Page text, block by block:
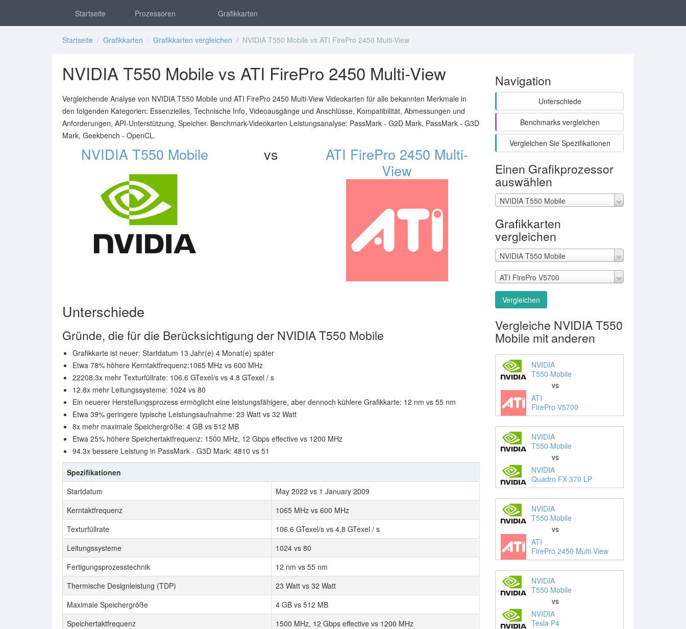
Startseite Prozessoren Grafikkarten
Startseite / Grafikkarten / Grafikkarten vergleichen / NVIDIA T550 Mobile vs ATI FirePro 2450 Multi-View
NVIDIA T550 Mobile vs ATI FirePro 2450 Multi-View
Vergleichende Analyse von NVIDIA T550 Mobile und ATI FirePro 2450 Multi-View Videokarten für alle bekannten Merkmale in
den folgenden Kategorien: Essenzielles, Technische Info, Videoausgänge und Anschlüsse, Kompatibilität, Abmessungen und
Anforderungen, API-Unterstützung, Speicher. Benchmark-Videokarten Leistungsanalyse: PassMark - G2D Mark, PassMark - G3D
Mark, Geekbench - OpenCL.
NVIDIA T550 Mobile vs
ATI FirePro 2450 Multi-
View
Unterschiede
Gründe, die für die Berücksichtigung der NVIDIA T550 Mobile
Grafikkarte ist neuer: Startdatum 13 Jahr(e) 4 Monat(e) später
Etwa 78% höhere Kerntaktfrequenz:1065 MHz vs 600 MHz
22208.3x mehr Texturfüllrate: 106.6 GTexel/s vs 4.8 GTexel / s
12.8x mehr Leitungssysteme: 1024 vs 80
Ein neuerer Herstellungsprozess ermöglicht eine leistungsfähigere, aber dennoch kühlere Grafikkarte: 12 nm vs 55 nm
Etwa 39% geringere typische Leistungsaufnahme: 23 Watt vs 32 Watt
8x mehr maximale Speichergröße: 4 GB vs 512 MB
Etwa 25% höhere Speichertaktfrequenz: 1500 MHz, 12 Gbps effective vs 1200 MHz
94.3x bessere Leistung in PassMark - G3D Mark: 4810 vs 51
Spezifikationen
Startdatum
May 2022 vs 1 January 2009
Kerntaktfrequenz
1065 MHz vs 600 MHz
Texturfüllrate
106.6 GTexel/s vs 4.8 GTexel / s
Leitungssysteme
1024 vs 80
Fertigungsprozesstechnik
12 nm vs 55 nm
Thermische Designleistung (TDP)
23 Watt vs 32 Watt
Maximale Speichergröße
4 GB vs 512 MB
Speichertaktfrequenz
1500 MHz, 12 Gbps effective vs 1200 MHz
Navigation
Unterschiede
Benchmarks vergleichen
Vergleichen Sie Spezifikationen
Einen Grafikprozessor
auswählen
NVIDIA T550 Mobile
Grafikkarten
vergleichen
NVIDIA T550 Mobile
ATI FirePro V5700
Vergleichen
Vergleiche NVIDIA T550
Mobile mit anderen
NVIDIA
T550 Mobile
vs
ATI
FirePro V5700
NVIDIA
T550 Mobile
vs
NVIDIA
Quadro FX 370 LP
NVIDIA
T550 Mobile
vs
ATI
FirePro 2450 Multi-View
NVIDIA
T550 Mobile
vs
NVIDIA
Tesla P4